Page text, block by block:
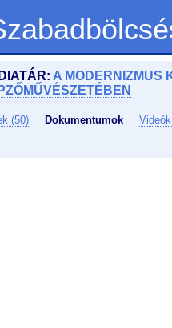
A MODERNIZMUS
(50) Dokumentumok